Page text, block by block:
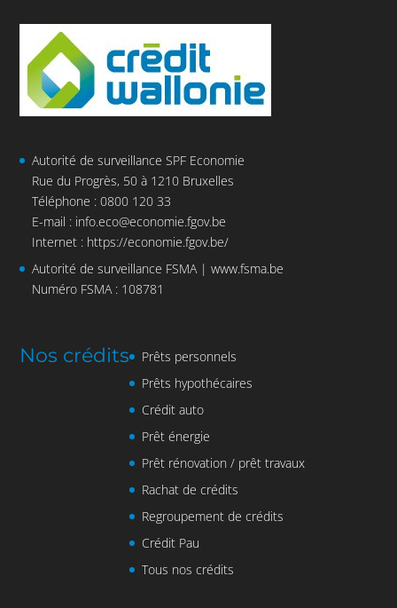
Autorité de surveillance SPF Economie
Rue du Progrès, 50 à 1210 Bruxelles
Téléphone : 0800 120 33
E-mail : info.eco@economie.fgov.be
Internet : https://economie.fgov.be/
Autorité de surveillance FSMA |www.fsma.be
Numéro FSMA : 108781
Nos crédits
Prêts personnels
Prêts hypothécaires
Crédit auto
Prêt énergie
Prêt rénovation / prêt travaux
Rachat de crédits
Regroupement de crédits
Crédit Pau
Tous nos crédits